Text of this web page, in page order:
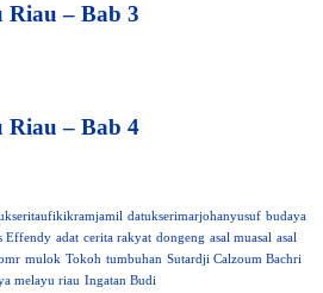
Riau – Bab 3
Riau – Bab 4
datukserimarjohanyusuf budaya
Effendy adat cerita rakyat dongeng asal muasal asal
mulok Tokoh tumbuhan Sutardji Calzoum Bachri
melayu riau Ingatan Budi